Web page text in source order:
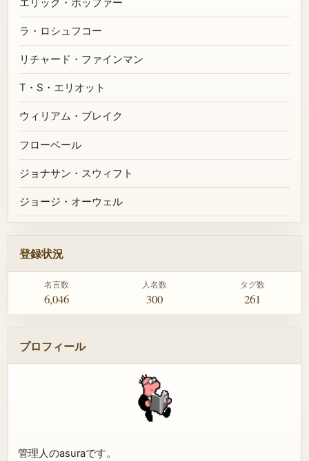
ラ・ロシュフコー
リチャード・ファインマン
T・S・エリオット
ウィリアム・ブレイク
フローベール
ジョナサン・スウィフト
ジョージ・オーウェル
登録状況
名言数
6,046
人名数
300
タグ数
261
プロフィール
管理人のasuraです。